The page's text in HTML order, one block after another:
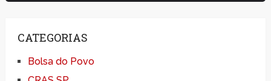
CATEGORIAS
Bolsa do Povo